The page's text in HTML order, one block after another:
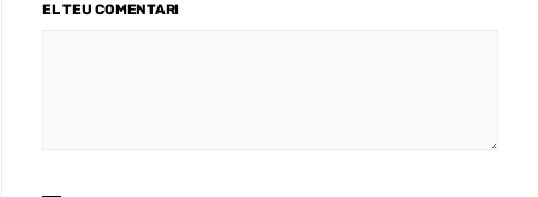
EL TEU COMENTARI